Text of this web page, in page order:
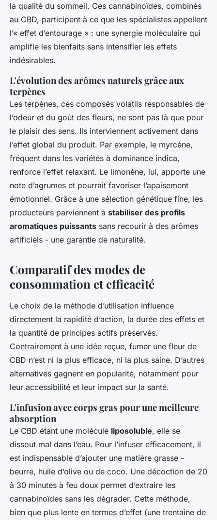
la qualité du sommeil. Ces cannabinoïdes, combinés
au CBD, participent à ce que les spécialistes appellent
l’« effet d’entourage » : une synergie moléculaire qui
amplifie les bienfaits sans intensifier les effets
indésirables.
L'évolution des arômes naturels grâce aux
terpènes
Les terpènes, ces composés volatils responsables de
l’odeur et du goût des fleurs, ne sont pas là que pour
le plaisir des sens. Ils interviennent activement dans
l’effet global du produit. Par exemple, le myrcène,
fréquent dans les variétés à dominance indica,
renforce l’effet relaxant. Le limonène, lui, apporte une
note d’agrumes et pourrait favoriser l’apaisement
émotionnel. Grâce à une sélection génétique fine, les
producteurs parviennent à stabiliser des profils
aromatiques puissants sans recourir à des arômes
artificiels - une garantie de naturalité.
Comparatif des modes de
consommation et efficacité
Le choix de la méthode d’utilisation influence
directement la rapidité d’action, la durée des effets et
la quantité de principes actifs préservés.
Contrairement à une idée reçue, fumer une fleur de
CBD n’est ni la plus efficace, ni la plus saine. D’autres
alternatives gagnent en popularité, notamment pour
leur accessibilité et leur impact sur la santé.
L'infusion avec corps gras pour une meilleure
absorption
Le CBD étant une molécule liposoluble, elle se
dissout mal dans l’eau. Pour l’infuser efficacement, il
est indispensable d’ajouter une matière grasse -
beurre, huile d’olive ou de coco. Une décoction de 20
à 30 minutes à feu doux permet d’extraire les
cannabinoïdes sans les dégrader. Cette méthode,
bien que plus lente en termes d’effet (une trentaine de